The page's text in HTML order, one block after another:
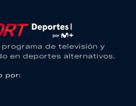
programa de televisión y
en deportes alternativos.
por: